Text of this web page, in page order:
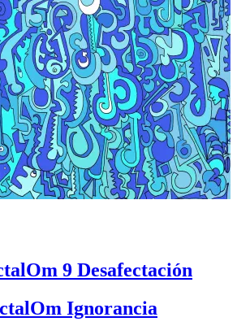
9 Desafectación
Ignorancia